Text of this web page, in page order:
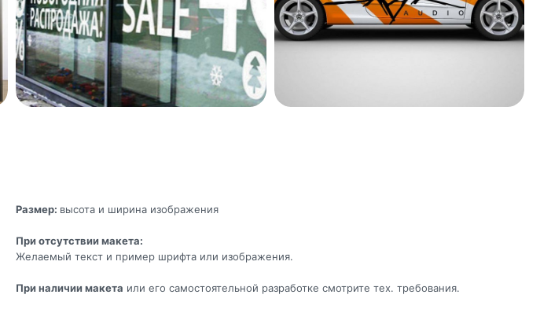
Размер: высота и ширина изображения
При отсутствии макета:
Желаемый текст и пример шрифта или изображения.
При наличии макета или его самостоятельной разработке смотрите тех. требования.